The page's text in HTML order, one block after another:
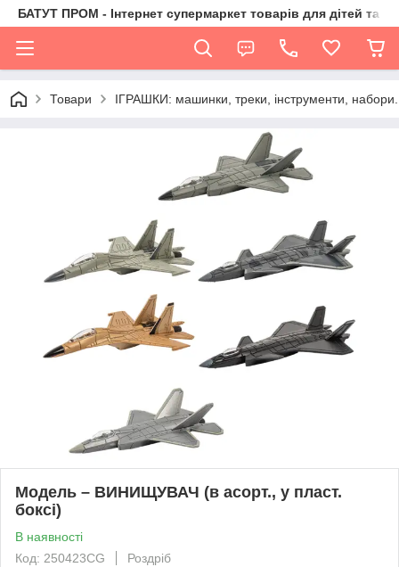
БАТУТ ПРОМ - Інтернет супермаркет товарів для дітей та їх
Товари ІГРАШКИ: машинки, треки, інструменти, набори.
Модель – ВИНИЩУВАЧ (в асорт., у пласт.
боксі)
В наявності
Код: 250423CG
Роздріб